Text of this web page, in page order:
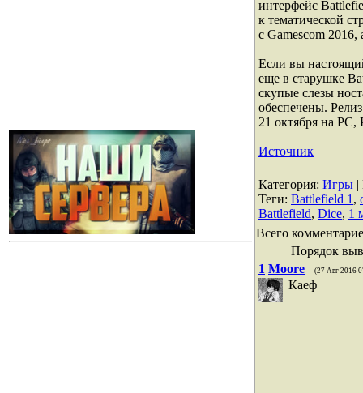
интерфейс
к тематической
с Gamescom 2016,
Если вы
еще в старушке
скупые слезы
обеспечены.
21 октября на
Источник
Категория: Игры |
Теги: Battlefield 1 ,
Battlefield, Dice, 1
Всего
Порядок
1 Moore (27 Авг 2016
Каеф